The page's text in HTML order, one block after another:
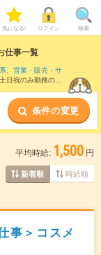
気になる! ログイン 検索
仕事一覧
、 営業・販売・サ
日祝のみ勤務の条
条件の変更
平均時給: 1,500 円
新着順 時給順
事＞コスメ